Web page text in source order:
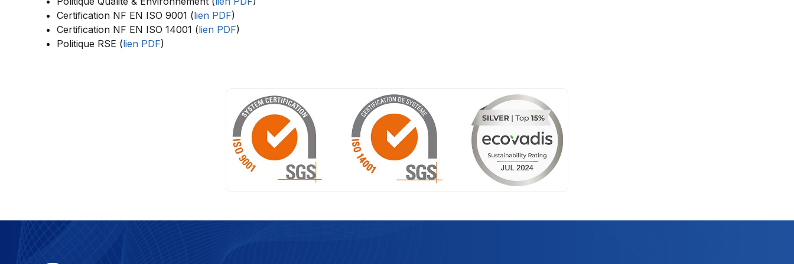
Certification NF EN ISO 9001 (lien PDF)
Certification NF EN ISO 14001 (lien PDF)
Politique RSE (lien PDF)